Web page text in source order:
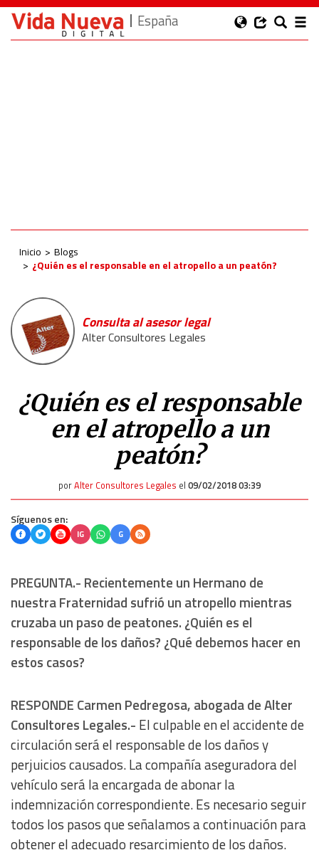
España
Inicio
Blogs
¿Quién es el responsable en el atropello a un peatón?
Consulta al asesor legal
Alter Consultores Legales
¿Quién es el responsable
en el atropello a un
peatón?
porAlter Consultores Legales el 09/02/2018 03:39
Síguenos en:
IG G
PREGUNTA.- Recientemente un Hermano de
nuestra Fraternidad sufrió un atropello mientras
cruzaba un paso de peatones. ¿Quién es el
responsable de los daños? ¿Qué debemos hacer en
estos casos?
RESPONDE Carmen Pedregosa, abogada de Alter
Consultores Legales.- El culpable en el accidente de
circulación será el responsable de los daños y
perjuicios causados. La compañía aseguradora del
vehículo será la encargada de abonar la
indemnización correspondiente. Es necesario seguir
todos los pasos que señalamos a continuación para
obtener el adecuado resarcimiento de los daños.